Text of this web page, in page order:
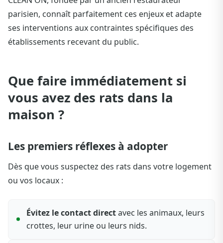
parisien, connaît parfaitement ces enjeux et adapte
ses interventions aux contraintes spécifiques des
établissements recevant du public.
Que faire immédiatement si
vous avez des rats dans la
maison ?
Les premiers réflexes à adopter
Dès que vous suspectez des rats dans votre logement
ou vos locaux :
Évitez le contact directavec les animaux, leurs
crottes, leur urine ou leurs nids.